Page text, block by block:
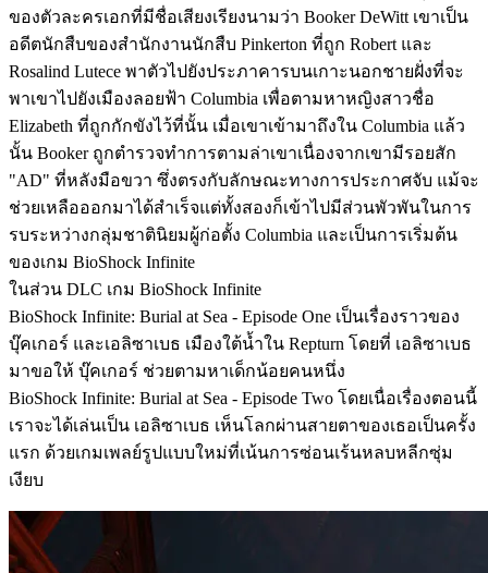
ของตัวละครเอกที่มีชื่อเสียงเรียงนามว่า Booker DeWitt เขาเป็น
อดีตนักสืบของสำนักงานนักสืบ Pinkerton ที่ถูก Robert และ
Rosalind Lutece พาตัวไปยังประภาคารบนเกาะนอกชายฝั่งที่จะ
พาเขาไปยังเมืองลอยฟ้า Columbia เพื่อตามหาหญิงสาวชื่อ
Elizabeth ที่ถูกกักขังไว้ที่นั้น เมื่อเขาเข้ามาถึงใน Columbia แล้ว
นั้น Booker ถูกตำรวจทำการตามล่าเขาเนื่องจากเขามีรอยสัก
"AD" ที่หลังมือขวา ซึ่งตรงกับลักษณะทางการประกาศจับ แม้จะ
ช่วยเหลือออกมาได้สำเร็จแต่ทั้งสองก็เข้าไปมีส่วนพัวพันในการ
รบระหว่างกลุ่มชาตินิยมผู้ก่อตั้ง Columbia และเป็นการเริ่มต้น
ของเกม BioShock Infinite
ในส่วน DLC เกม BioShock Infinite
BioShock Infinite: Burial at Sea - Episode One เป็นเรื่องราวของ
บุ๊คเกอร์ และเอลิซาเบธ เมืองใต้น้ำใน Repturn โดยที่ เอลิซาเบธ
มาขอให้ บุ๊คเกอร์ ช่วยตามหาเด็กน้อยคนหนึ่ง
BioShock Infinite: Burial at Sea - Episode Two โดยเนื่อเรื่องตอนนี้
เราจะได้เล่นเป็น เอลิซาเบธ เห็นโลกผ่านสายตาของเธอเป็นครั้ง
แรก ด้วยเกมเพลย์รูปแบบใหม่ที่เน้นการซ่อนเร้นหลบหลีกซุ่ม
เงียบ